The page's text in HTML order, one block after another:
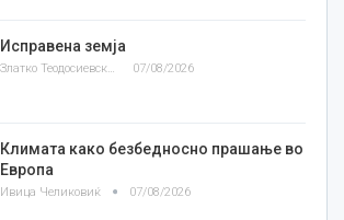
Исправена земја
07/08/2026
Климата како безбедносно прашање во
Европа
Ивица Челиковиќ 07/08/2026